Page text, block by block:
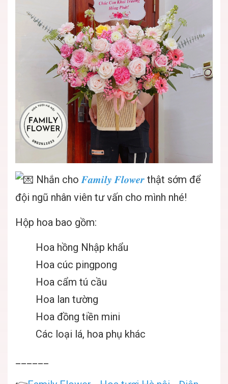
Nhắn cho 𝑭𝒂𝒎𝒊𝒍𝒚 𝑭𝒍𝒐𝒘𝒆𝒓 thật sớm để
đội ngũ nhân viên tư vấn cho mình nhé!
Hộp hoa bao gồm:
Hoa hồng Nhập khẩu
Hoa cúc pingpong
Hoa cẩm tú cầu
Hoa lan tường
Hoa đồng tiền mini
Các loại lá, hoa phụ khác